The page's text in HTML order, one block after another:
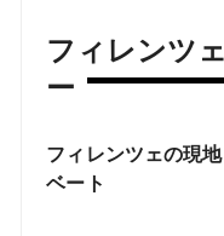
フィレンツ
ー
フィレンツェの現
ベート